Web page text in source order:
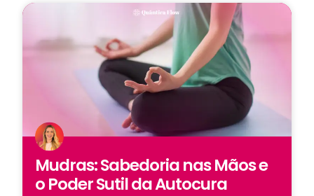
Mudras: Sabedoria nas Mãos e
o Poder Sutil da Autocura